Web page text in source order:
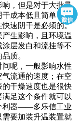
，但是对于大批量
成本低且简单，但
速阴干是必须的。
生影响，且环境温
层发白和流挂等不
质。
呢，一般影响水性
流通的速度；在空
干燥速度也是很快
足这个条件就可以
利器——多乐信工业
需要加装升温装置就